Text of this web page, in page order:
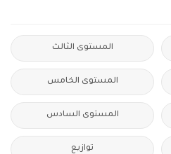
المستوى الثالث
المستوى الخامس
المستوى السادس
توازيع